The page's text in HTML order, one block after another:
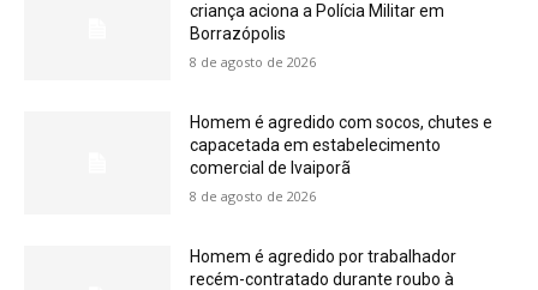
criança aciona a Polícia Militar em
Borrazópolis
8 de agosto de 2026
Homem é agredido com socos, chutes e
capacetada em estabelecimento
comercial de Ivaiporã
8 de agosto de 2026
Homem é agredido por trabalhador
recém-contratado durante roubo à